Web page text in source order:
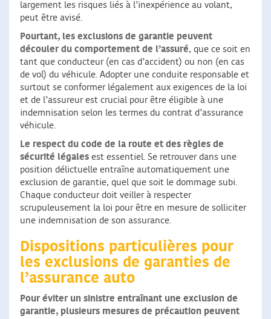
largement les risques liés à l’inexpérience au volant,
peut être avisé.
Pourtant, les exclusions de garantie peuvent
découler du comportement de l’assuré, que ce soit en
tant que conducteur (en cas d’accident) ou non (en cas
de vol) du véhicule. Adopter une conduite responsable et
surtout se conformer légalement aux exigences de la loi
et de l’assureur est crucial pour être éligible à une
indemnisation selon les termes du contrat d’assurance
véhicule.
Le respect du code de la route et des règles de
sécurité légales est essentiel. Se retrouver dans une
position délictuelle entraîne automatiquement une
exclusion de garantie, quel que soit le dommage subi.
Chaque conducteur doit veiller à respecter
scrupuleusement la loi pour être en mesure de solliciter
une indemnisation de son assurance.
Dispositions particulières pour
les exclusions de garanties de
l’assurance auto
Pour éviter un sinistre entraînant une exclusion de
garantie, plusieurs mesures de précaution peuvent